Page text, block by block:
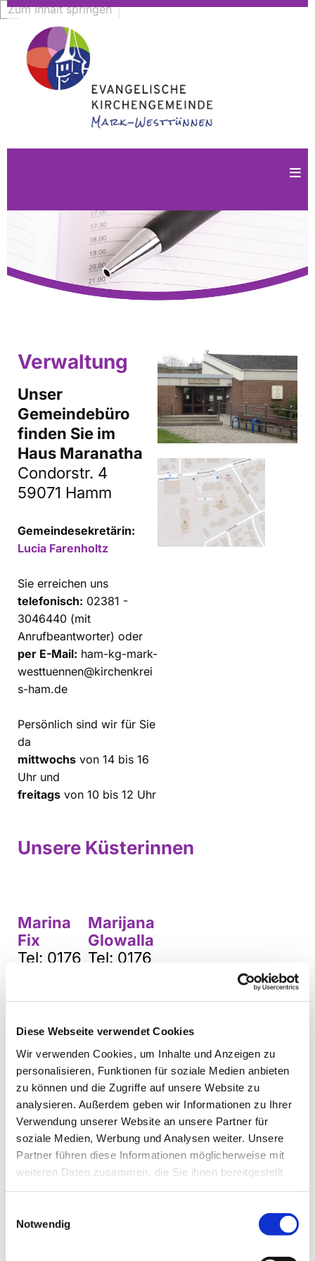
Diese Webseite verwendet Cookies
Wir verwenden Cookies, um Inhalte und Anzeigen zu
personalisieren, Funktionen für soziale Medien anbieten
zu können und die Zugriffe auf unsere Website zu
analysieren. Außerdem geben wir Informationen zu Ihrer
Verwendung unserer Website an unsere Partner für
soziale Medien, Werbung und Analysen weiter. Unsere
Partner führen diese Informationen möglicherweise mit
weiteren Daten zusammen, die Sie ihnen bereitgestellt
Notwendig
Zum Inhalt springen
Verwaltung
Unser
Gemeindebüro
finden Sie im
Haus Maranatha
Condorstr. 4
59071 Hamm
Gemeindesekretärin:
Lucia Farenholtz
Sie erreichen uns
telefonisch: 02381 -
3046440 (mit
Anrufbeantworter) oder
per E-Mail: ham-kg-mark-
westtuennen@kirchenkrei
s-ham.de
Persönlich sind wir für Sie
da
mittwochs von 14 bis 16
Uhr und
freitags von 10 bis 12 Uhr
Unsere Küsterinnen
Marina
Fix
Tel: 0176
zuständi
g für:
Pankr
atius
kirch
e
T
e
r
Marijana
Glowalla
Tel: 0176
zuständi
g für:
Step
hanu
szent
rum
Haus
Mara
natha